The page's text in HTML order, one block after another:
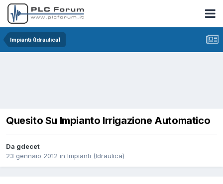
Impianti (Idraulica)
Quesito Su Impianto Irrigazione Automatico
Da gdecet
23 gennaio 2012 in Impianti (Idraulica)